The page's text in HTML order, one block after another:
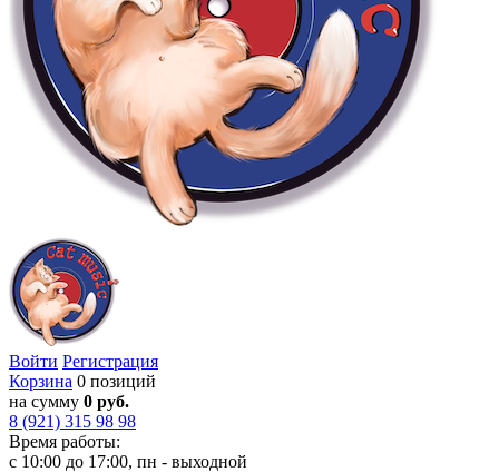
Войти Регистрация
Корзина 0 позиций
на сумму 0 руб.
8 (921) 315 98 98
Время работы:
с 10:00 до 17:00, пн - выходной